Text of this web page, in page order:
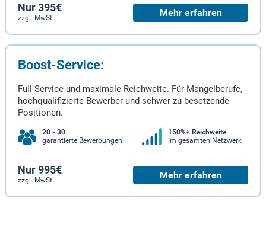
Nur 395€
zzgl. MwSt. Mehr erfahren
Boost-Service:
Full-Service und maximale Reichweite. Für Mangelberufe,
hochqualifizierte Bewerber und schwer zu besetzende
Positionen.
20 - 30
garantierte Bewerbungen
150%+ Reichweite
im gesamten Netzwerk
Nur 995€
zzgl. MwSt. Mehr erfahren